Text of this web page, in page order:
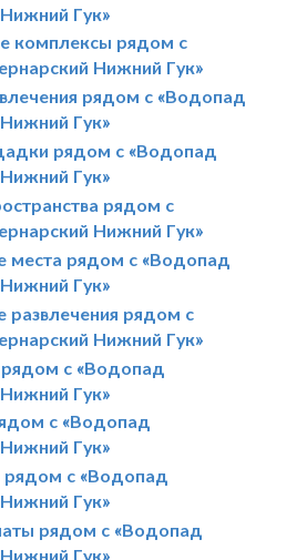
Гук»
комплексы рядом с
Нижний Гук»
рядом с «Водопад
Гук»
рядом с «Водопад
Гук»
рядом с
Нижний Гук»
места рядом с «Водопад
Гук»
развлечения рядом с
Нижний Гук»
с «Водопад
Гук»
с «Водопад
Гук»
рядом с «Водопад
Гук»
рядом с «Водопад
Гук»